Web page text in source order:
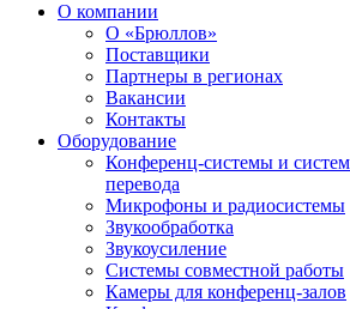
О компании
О «Брюллов»
Поставщики
Партнеры в регионах
Вакансии
Контакты
Оборудование
Конференц-системы и
перевода
Микрофоны и радиосистемы
Звукообработка
Звукоусиление
Системы совместной работы
Камеры для конференц-залов